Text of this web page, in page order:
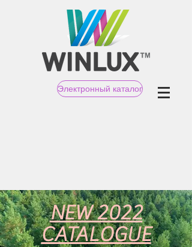
Электронный каталог
NEW 2022
CATALOGUE